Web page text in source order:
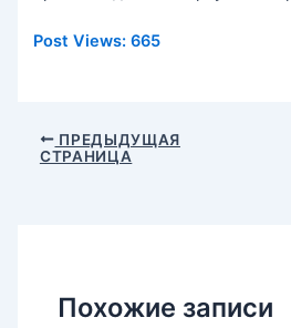
Post Views: 665
Навигация
ПРЕДЫДУЩАЯ
СТРАНИЦА
Похожие записи